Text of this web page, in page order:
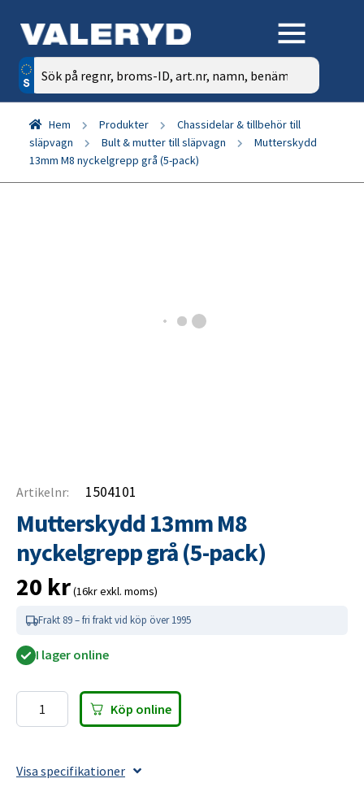
Sök
efter:
Hem Produkter
Chassidelar & tillbehör till
släpvagn
Bult & mutter till släpvagn
Mutterskydd
13mm M8 nyckelgrepp grå (5-pack)
Artikelnr: 1504101
Mutterskydd 13mm M8
nyckelgrepp grå (5-pack)
20 kr(16kr exkl. moms)
Frakt 89 – fri frakt vid köp över 1995
I lager online
Mutterskydd
nyckelgrepp
Köp online
Visa specifikationer